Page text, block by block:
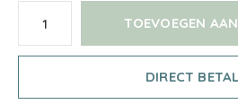
TOEVOEGEN
DIRECT